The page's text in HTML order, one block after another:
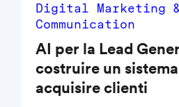
Digital Marketing
Communication
AI per la Lead
costruire un
acquisire clienti